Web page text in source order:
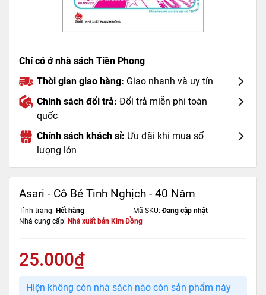
Chỉ có ở nhà sách Tiền Phong
Thời gian giao hàng: Giao nhanh và uy tín
Chính sách đổi trả: Đổi trả miễn phí toàn
quốc
Chính sách khách sỉ: Ưu đãi khi mua số
lượng lớn
Asari - Cô Bé Tinh Nghịch - 40 Năm
Tình trạng: Hết hàng Mã SKU:Đang cập nhật
Nhà cung cấp: Nhà xuất bản Kim Đồng
25.000₫
Hiện không còn nhà sách nào còn sản phẩm này